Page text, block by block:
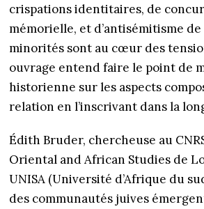
crispations identitaires, de
mémorielle, et d’antisémitisme de
minorités sont au cœur des
ouvrage entend faire le point de
historienne sur les aspects
relation en l’inscrivant dans la
Édith Bruder, chercheuse au
Oriental and African Studies de
UNISA (Université d’Afrique du
des communautés juives